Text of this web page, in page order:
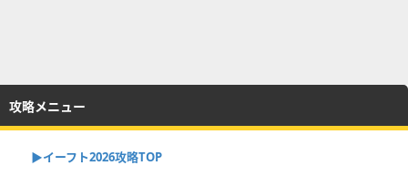
攻略メニュー
▶イーフト2026攻略TOP